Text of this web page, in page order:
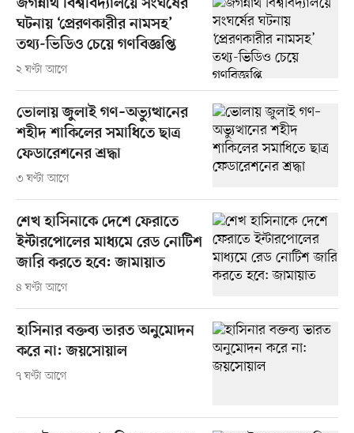
জগন্নাথ বিশ্ববিদ্যালয়ে সংঘর্ষের
ঘটনায় ‘প্রেরণকারীর নামসহ’
তথ্য-ভিডিও চেয়ে গণবিজ্ঞপ্তি
২ ঘণ্টা আগে
ভোলায় জুলাই গণ–অভ্যুত্থানের
শহীদ শাকিলের সমাধিতে ছাত্র
ফেডারেশনের শ্রদ্ধা
৩ ঘণ্টা আগে
শেখ হাসিনাকে দেশে ফেরাতে
ইন্টারপোলের মাধ্যমে রেড নোটিশ
জারি করতে হবে: জামায়াত
৪ ঘণ্টা আগে
হাসিনার বক্তব্য ভারত অনুমোদন
করে না: জয়সোয়াল
৭ ঘণ্টা আগে